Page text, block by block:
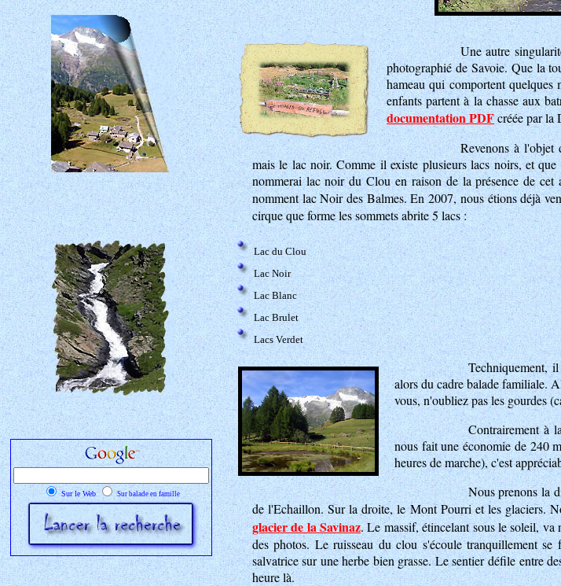
Sur le Web Sur balade en famille
Une autre
photographié de Savoie. Que la
hameau qui comportent quelques
enfants partent à la chasse aux
documentation PDFcréée par la
Revenons à
mais le lac noir. Comme il existe plusieurs lacs noirs, et
nommerai lac noir du Clou en raison de la présence de
nomment lac Noir des Balmes. En 2007, nous étions déjà
cirque que forme les sommets abrite 5 lacs :
Lac du Clou
Lac Noir
Lac Blanc
Lac Brulet
Lacs Verdet
Techniquement,
alors du cadre balade familiale.
vous, n'oubliez pas les gourdes
Contrairement à
nous fait une économie de 240
heures de marche), c'est
Nous prenons la
de l'Echaillon. Sur la droite, le Mont Pourri et les glaciers.
glacier de la Savinaz. Le massif, étincelant sous le soleil,
des photos. Le ruisseau du clou s'écoule tranquillement
salvatrice sur une herbe bien grasse. Le sentier défile entre
heure là.